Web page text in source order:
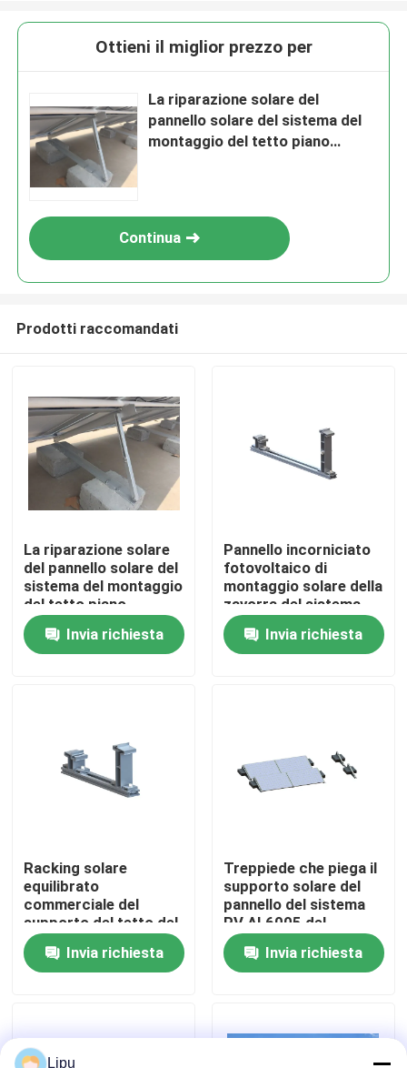
Casa
Prodotti
Video
Circa noi
Controllo di qualità
Contattici
pv solare che monta i sistemi
Ottieni il miglior prezzo per
La riparazione solare del
pannello solare del sistema del
montaggio del tetto piano
Continua
Prodotti raccomandati
La riparazione solare
del pannello solare del
sistema del montaggio
del tetto piano
inquadra i supporti di
attacco di inclinazione
del pannello solare
Invia richiesta
Pannello incorniciato
fotovoltaico di
montaggio solare della
zavorra del sistema
del tetto piano da 10
gradi Invia richiesta
Racking solare
equilibrato
commerciale del
supporto del tetto del
sistema solare del
montaggio
incorniciato 5 gradi
Invia richiesta
Treppiede che piega il
supporto solare del
pannello del sistema
PV AL6005 del
montaggio del tetto
piano Invia richiesta
Lipu